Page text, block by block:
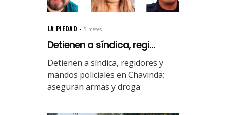
LA PIEDAD 5 meses.
Detienen a síndica, regi...
Detienen a síndica, regidores y
mandos policiales en Chavinda;
aseguran armas y droga